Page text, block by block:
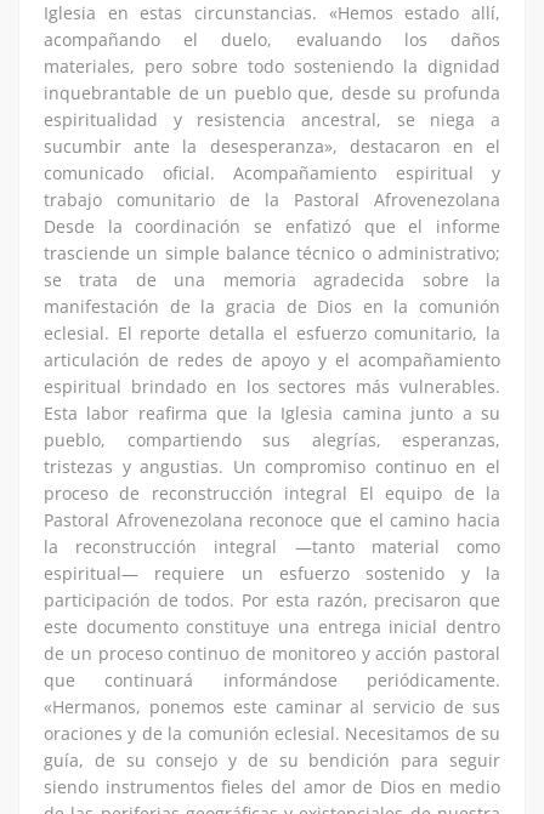
Iglesia en estas circunstancias. «Hemos estado allí,
acompañando el duelo, evaluando los daños
materiales, pero sobre todo sosteniendo la dignidad
inquebrantable de un pueblo que, desde su profunda
espiritualidad y resistencia ancestral, se niega a
sucumbir ante la desesperanza», destacaron en el
comunicado oficial. Acompañamiento espiritual y
trabajo comunitario de la Pastoral Afrovenezolana
Desde la coordinación se enfatizó que el informe
trasciende un simple balance técnico o administrativo;
se trata de una memoria agradecida sobre la
manifestación de la gracia de Dios en la comunión
eclesial. El reporte detalla el esfuerzo comunitario, la
articulación de redes de apoyo y el acompañamiento
espiritual brindado en los sectores más vulnerables.
Esta labor reafirma que la Iglesia camina junto a su
pueblo, compartiendo sus alegrías, esperanzas,
tristezas y angustias. Un compromiso continuo en el
proceso de reconstrucción integral El equipo de la
Pastoral Afrovenezolana reconoce que el camino hacia
la reconstrucción integral —tanto material como
espiritual— requiere un esfuerzo sostenido y la
participación de todos. Por esta razón, precisaron que
este documento constituye una entrega inicial dentro
de un proceso continuo de monitoreo y acción pastoral
que continuará informándose periódicamente.
«Hermanos, ponemos este caminar al servicio de sus
oraciones y de la comunión eclesial. Necesitamos de su
guía, de su consejo y de su bendición para seguir
siendo instrumentos fieles del amor de Dios en medio